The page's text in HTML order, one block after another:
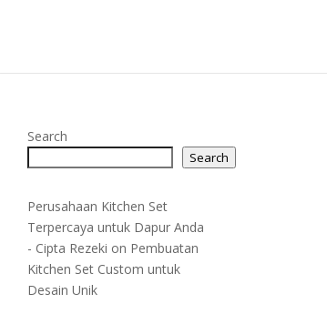
Search
Search
Perusahaan Kitchen Set
Terpercaya untuk Dapur Anda
- Cipta Rezeki on Pembuatan
Kitchen Set Custom untuk
Desain Unik